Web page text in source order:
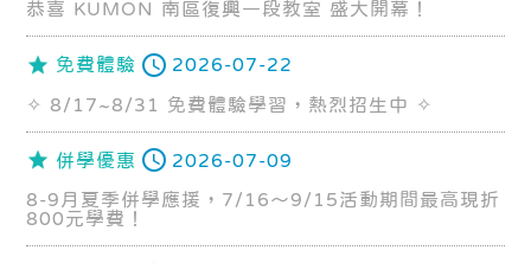
恭喜 KUMON 南區復興一段教室 盛大開幕！
免費體驗 2026-07-22
✧ 8/17~8/31 免費體驗學習，熱烈招生中 ✧
併學優惠 2026-07-09
8-9月夏季併學應援，7/16～9/15活動期間最高現折
800元學費！